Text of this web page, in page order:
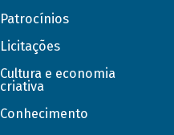
Patrocínios
Licitações
Cultura e economia
criativa
Conhecimento